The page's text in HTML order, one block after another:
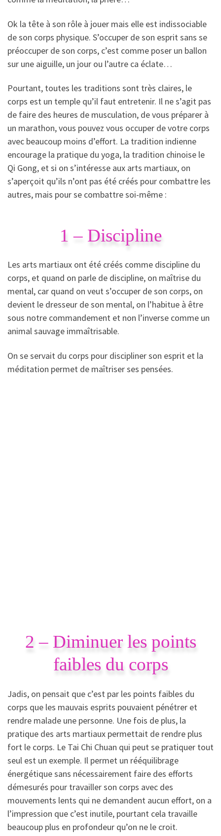
Ok la tête à son rôle à jouer mais elle est indissociable
de son corps physique. S’occuper de son esprit sans se
préoccuper de son corps, c’est comme poser un ballon
sur une aiguille, un jour ou l’autre ca éclate…
Pourtant, toutes les traditions sont très claires, le
corps est un temple qu’il faut entretenir. Il ne s’agit pas
de faire des heures de musculation, de vous préparer à
un marathon, vous pouvez vous occuper de votre corps
avec beaucoup moins d’effort. La tradition indienne
encourage la pratique du yoga, la tradition chinoise le
Qi Gong, et si on s’intéresse aux arts martiaux, on
s’aperçoit qu’ils n’ont pas été créés pour combattre les
autres, mais pour se combattre soi-même :
1 – Discipline
Les arts martiaux ont été créés comme discipline du
corps, et quand on parle de discipline, on maîtrise du
mental, car quand on veut s’occuper de son corps, on
devient le dresseur de son mental, on l’habitue à être
sous notre commandement et non l’inverse comme un
animal sauvage immaîtrisable.
On se servait du corps pour discipliner son esprit et la
méditation permet de maîtriser ses pensées.
2 – Diminuer les points
faibles du corps
Jadis, on pensait que c’est par les points faibles du
corps que les mauvais esprits pouvaient pénétrer et
rendre malade une personne. Une fois de plus, la
pratique des arts martiaux permettait de rendre plus
fort le corps. Le Tai Chi Chuan qui peut se pratiquer tout
seul est un exemple. Il permet un rééquilibrage
énergétique sans nécessairement faire des efforts
démesurés pour travailler son corps avec des
mouvements lents qui ne demandent aucun effort, on a
l’impression que c’est inutile, pourtant cela travaille
beaucoup plus en profondeur qu’on ne le croit.